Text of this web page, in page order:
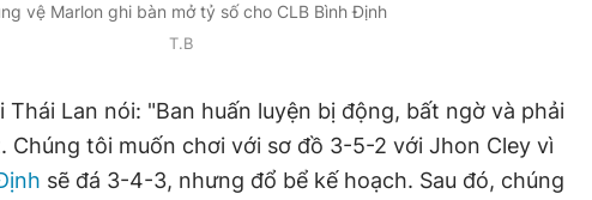
vệ Marlon ghi bàn mở tỷ số cho CLB Bình Định
T.B
Thái Lan nói: "Ban huấn luyện bị động, bất ngờ và phải
Chúng tôi muốn chơi với sơ đồ 3-5-2 với Jhon Cley vì
sẽ đá 3-4-3, nhưng đổ bể kế hoạch. Sau đó, chúng